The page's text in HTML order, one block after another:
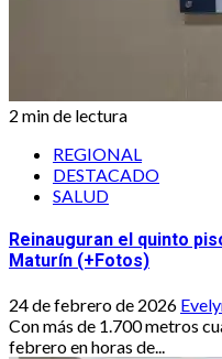
2 min de lectura
REGIONAL
DESTACADO
SALUD
Reinauguran el quinto
Maturín (+Fotos)
24 de febrero de 2026
Con más de 1.700 metros
febrero en horas de...